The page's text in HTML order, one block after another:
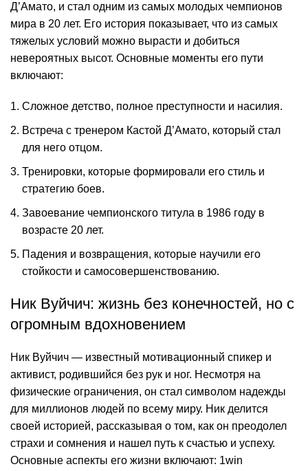
Д’Амато, и стал одним из самых молодых чемпионов
мира в 20 лет. Его история показывает, что из самых
тяжелых условий можно вырасти и добиться
невероятных высот. Основные моменты его пути
включают:
Сложное детство, полное преступности и насилия.
Встреча с тренером Кастой Д’Амато, который стал
для него отцом.
Тренировки, которые формировали его стиль и
стратегию боев.
Завоевание чемпионского титула в 1986 году в
возрасте 20 лет.
Падения и возвращения, которые научили его
стойкости и самосовершенствованию.
Ник Вуйчич: жизнь без конечностей, но с
огромным вдохновением
Ник Вуйчич — известный мотивационный спикер и
активист, родившийся без рук и ног. Несмотря на
физические ограничения, он стал символом надежды
для миллионов людей по всему миру. Ник делится
своей историей, рассказывая о том, как он преодолел
страхи и сомнения и нашел путь к счастью и успеху.
Основные аспекты его жизни включают: 1win